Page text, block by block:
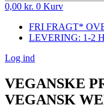
0,00 kr. 0 Kurv
FRI FRAGT*
LEVERING: 1-2
Log ind
VEGANSKE
VEGANSK